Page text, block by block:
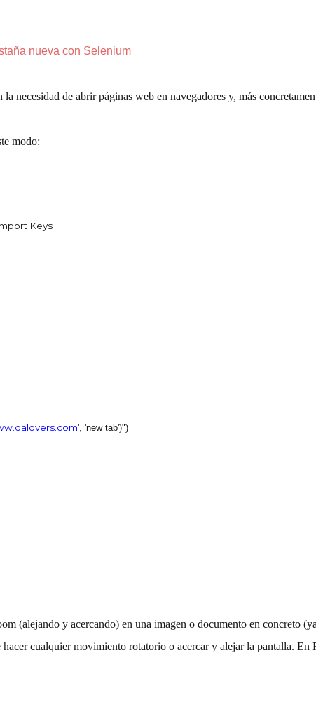
nueva con Selenium
necesidad de abrir páginas web en navegadores y, más
modo:
Keys
', 'new tab')")
(alejando y acercando) en una imagen o documento en concreto
cualquier movimiento rotatorio o acercar y alejar la pantalla.